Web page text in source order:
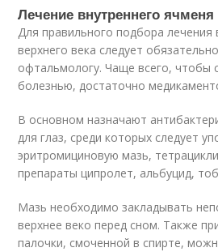
Лечение внутреннего ячменя
Для правильного подбора лечения
верхнего века следует
офтальмологу. Чаще всего, чтобы
болезнью, достаточно
В основном назначают
для глаз, среди которых следует
эритромициновую мазь,
препараты ципролет, альбуцид,
Мазь необходимо закладывать
верхнее веко перед сном. Также
палочки, смоченной в спирте,